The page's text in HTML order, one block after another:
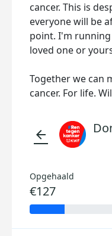
cancer. This is
everyone will be
point. I'm
loved one or
Together we can
cancer. For life.
arrow_back
Opgehaald
€127